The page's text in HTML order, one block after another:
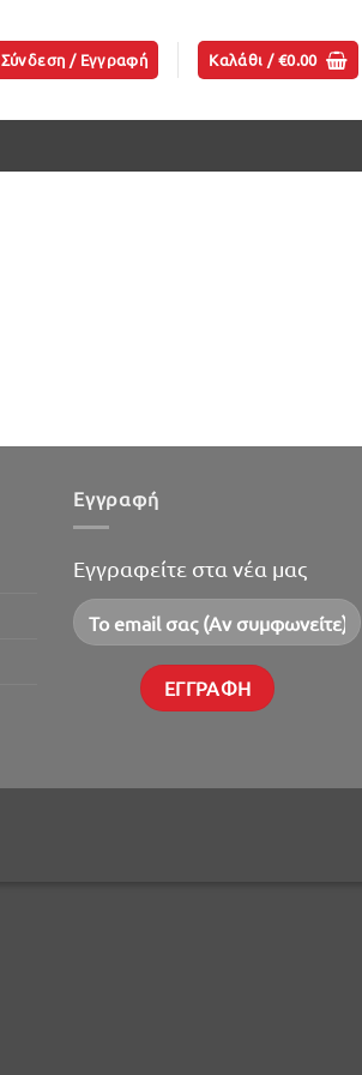
Σύνδεση / Εγγραφή Καλάθι /€0.00
Εγγραφή
Εγγραφείτε στα νέα μας